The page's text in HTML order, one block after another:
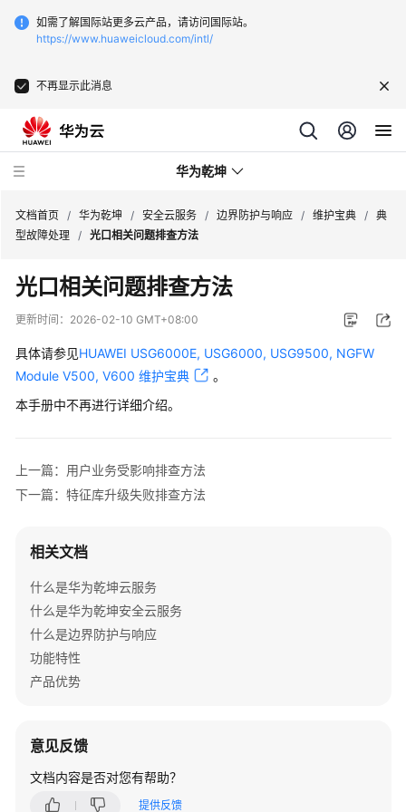
如需了解国际站更多云产品，请访问国际站。
https://www.huaweicloud.com/intl/
不再显示此消息
华为乾坤
安
全
云
务
么
为
乾
服
什
么
是
华
安
全
云
文档首页 / 华为乾坤 / 安全云服务 / 边界防护与响应 / 维护宝典 / 典
型故障处理 / 光口相关问题排查方法
光口相关问题排查方法
更新时间： 2026-02-10 GMT+08:00
具体请参见HUAWEI USG6000E, USG6000, USG9500, NGFW
Module V500, V600 维护宝典
。
本手册中不再进行详细介绍。
上一篇：用户业务受影响排查方法
下一篇：特征库升级失败排查方法
相关文档
什么是华为乾坤云服务
什么是华为乾坤安全云服务
什么是边界防护与响应
功能特性
产品优势
意见反馈
文档内容是否对您有帮助？
提供反馈